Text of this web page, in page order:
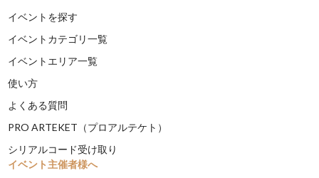
イベントを探す
イベントカテゴリ一覧
イベントエリア一覧
使い方
よくある質問
PRO ARTEKET（プロアルテケト）
シリアルコード受け取り
イベント主催者様へ